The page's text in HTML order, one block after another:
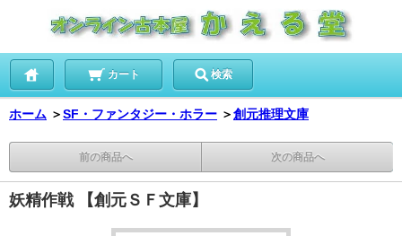
カート 検索
ホーム ＞SF・ファンタジー・ホラー ＞創元推理文庫
前の商品へ 次の商品へ
妖精作戦 【創元ＳＦ文庫】